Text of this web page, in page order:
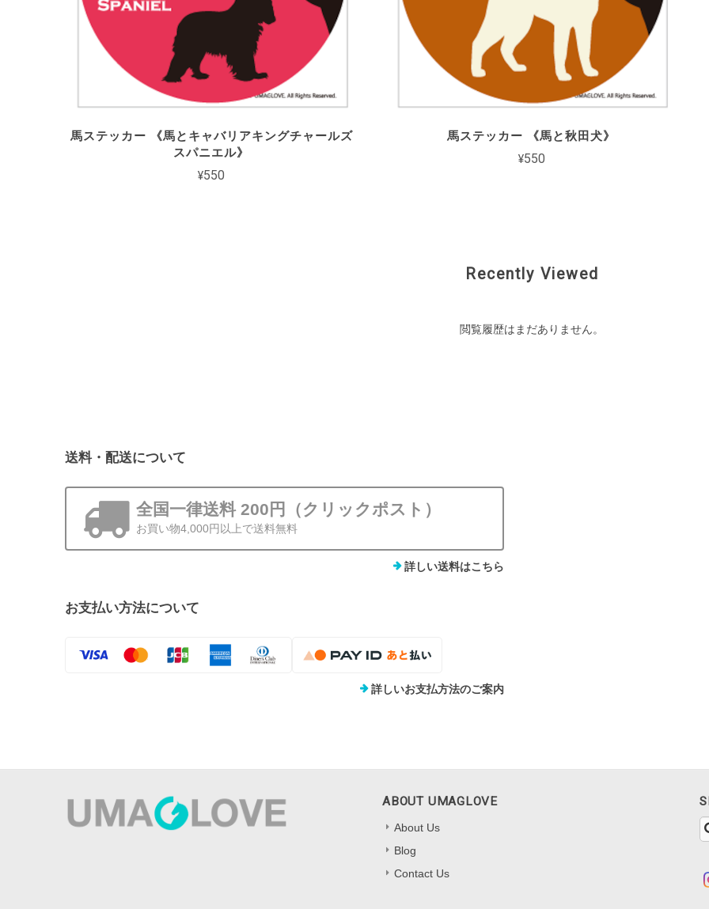
馬ステッカー 《馬とキャバリアキングチャールズ
スパニエル》
¥550
馬ステッカー 《馬と秋田犬》
¥550
Recently Viewed
閲覧履歴はまだありません。
送料・配送について
全国一律送料 200円（クリックポスト）
お買い物4,000円以上で送料無料
詳しい送料はこちら
お支払い方法について
詳しいお支払方法のご案内
ABOUT UMAGLOVE
About Us
Blog
Contact Us